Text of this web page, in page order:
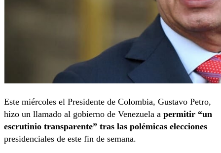
Este miércoles el Presidente de Colombia, Gustavo Petro,
hizo un llamado al gobierno de Venezuela a permitir “un
escrutinio transparente” tras las polémicas elecciones
presidenciales de este fin de semana.